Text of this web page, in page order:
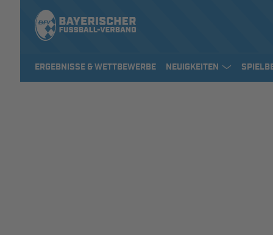
ERGEBNISSE & WETTBEWERBE NEUIGKEITEN